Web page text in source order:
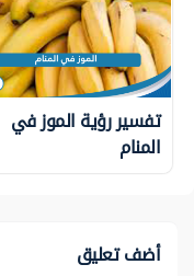
تفسير رؤية الموز في
المنام
أضف تعليق